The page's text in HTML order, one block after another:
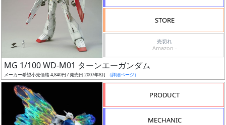
フ
リ
STORE
売切れ
Amazon -
MG 1/100 WD-M01 ターンエーガンダム
メーカー希望小売価格 4,840円 / 発売日 2007年8月 （詳細ページ）
PRODUCT
MECHANIC